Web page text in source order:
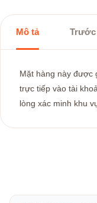
Mô tả Trước
Mặt hàng này được
trực tiếp vào tài
lòng xác minh khu